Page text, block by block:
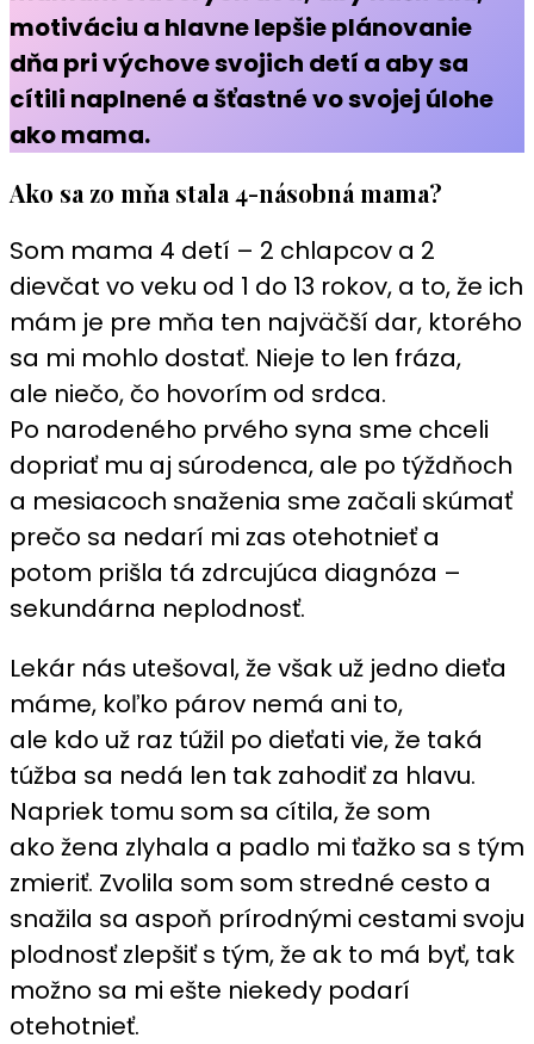
motiváciu a hlavne lepšie plánovanie
dňa pri výchove svojich detí a aby sa
cítili naplnené a šťastné vo svojej úlohe
ako mama.
Ako sa zo mňa stala 4-násobná mama?
Som mama 4 detí – 2 chlapcov a 2
dievčat vo veku od 1 do 13 rokov, a to, že ich
mám je pre mňa ten najväčší dar, ktorého
sa mi mohlo dostať. Nieje to len fráza,
ale niečo, čo hovorím od srdca.
Po narodeného prvého syna sme chceli
dopriať mu aj súrodenca, ale po týždňoch
a mesiacoch snaženia sme začali skúmať
prečo sa nedarí mi zas otehotnieť a
potom prišla tá zdrcujúca diagnóza –
sekundárna neplodnosť.
Lekár nás utešoval, že však už jedno dieťa
máme, koľko párov nemá ani to,
ale kdo už raz túžil po dieťati vie, že taká
túžba sa nedá len tak zahodiť za hlavu.
Napriek tomu som sa cítila, že som
ako žena zlyhala a padlo mi ťažko sa s tým
zmieriť. Zvolila som som stredné cesto a
snažila sa aspoň prírodnými cestami svoju
plodnosť zlepšiť s tým, že ak to má byť, tak
možno sa mi ešte niekedy podarí
otehotnieť.